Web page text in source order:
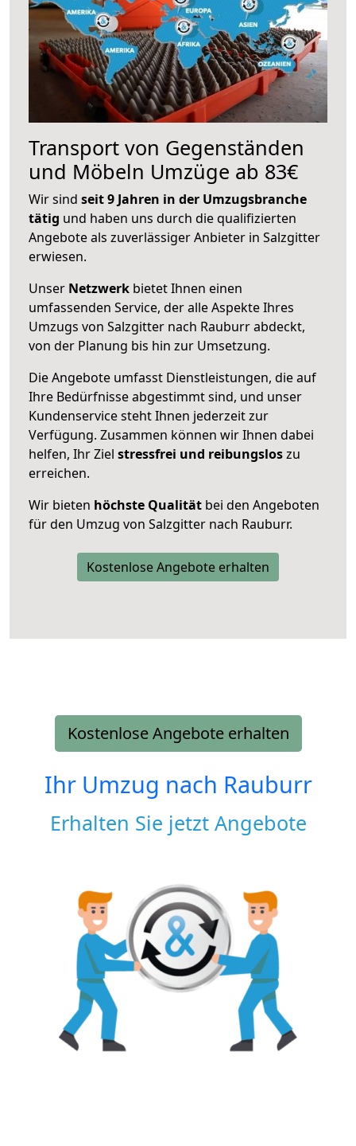
Transport von Gegenständen
und Möbeln Umzüge ab 83€
Wir sind seit 9 Jahren in der Umzugsbranche
tätig und haben uns durch die qualifizierten
Angebote als zuverlässiger Anbieter in Salzgitter
erwiesen.
Unser Netzwerk bietet Ihnen einen
umfassenden Service, der alle Aspekte Ihres
Umzugs von Salzgitter nach Rauburr abdeckt,
von der Planung bis hin zur Umsetzung.
Die Angebote umfasst Dienstleistungen, die auf
Ihre Bedürfnisse abgestimmt sind, und unser
Kundenservice steht Ihnen jederzeit zur
Verfügung. Zusammen können wir Ihnen dabei
helfen, Ihr Ziel stressfrei und reibungsloszu
erreichen.
Wir bieten höchste Qualität bei den Angeboten
für den Umzug von Salzgitter nach Rauburr.
Kostenlose Angebote erhalten
Kostenlose Angebote erhalten
Ihr Umzug nach Rauburr
Erhalten Sie jetzt Angebote